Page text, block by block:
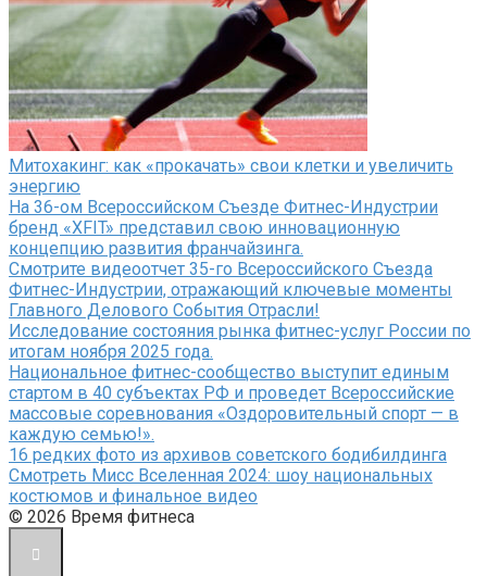
Митохакинг: как «прокачать» свои клетки и увеличить
энергию
На 36-ом Всероссийском Съезде Фитнес-Индустрии
бренд «XFIT» представил свою инновационную
концепцию развития франчайзинга.
Смотрите видеоотчет 35-го Всероссийского Съезда
Фитнес-Индустрии, отражающий ключевые моменты
Главного Делового События Отрасли!
Исследование состояния рынка фитнес-услуг России по
итогам ноября 2025 года.
Национальное фитнес-сообщество выступит единым
стартом в 40 субъектах РФ и проведет Всероссийские
массовые соревнования «Оздоровительный спорт — в
каждую семью!».
16 редких фото из архивов советского бодибилдинга
Смотреть Мисс Вселенная 2024: шоу национальных
костюмов и финальное видео
© 2026 Время фитнеса